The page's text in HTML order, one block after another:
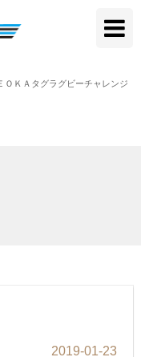
ＯＫＡタグラグビーチャレンジ
2019-01-23